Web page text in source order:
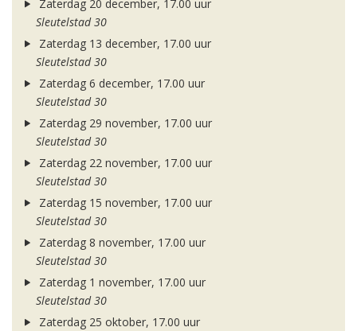
Zaterdag 20 december, 17.00 uur
Sleutelstad 30
Zaterdag 13 december, 17.00 uur
Sleutelstad 30
Zaterdag 6 december, 17.00 uur
Sleutelstad 30
Zaterdag 29 november, 17.00 uur
Sleutelstad 30
Zaterdag 22 november, 17.00 uur
Sleutelstad 30
Zaterdag 15 november, 17.00 uur
Sleutelstad 30
Zaterdag 8 november, 17.00 uur
Sleutelstad 30
Zaterdag 1 november, 17.00 uur
Sleutelstad 30
Zaterdag 25 oktober, 17.00 uur